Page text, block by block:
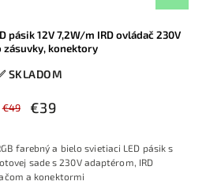
pásik 12V 7,2W/m IRD ovládač 230V
zásuvky, konektory
SKLADOM
€49 €39
farebný a bielo svietiaci LED pásik s
sade s 230V adaptérom, IRD
a konektormi